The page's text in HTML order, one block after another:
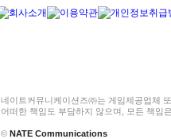
네이트커뮤니케이션즈㈜는 게임제공업체
어떠한 책임도 부담하지 않으며, 모든 책임
© NATE Communications